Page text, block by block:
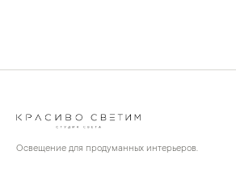
Освещение для продуманных интерьеров.